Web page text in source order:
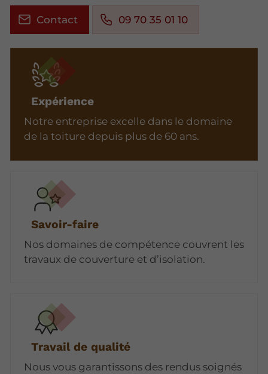
Contact 09 70 35 01 10
Expérience
Notre entreprise excelle dans le domaine
de la toiture depuis plus de 60 ans.
Savoir-faire
Nos domaines de compétence couvrent les
travaux de couverture et d’isolation.
Travail de qualité
Nous vous garantissons des rendus soignés